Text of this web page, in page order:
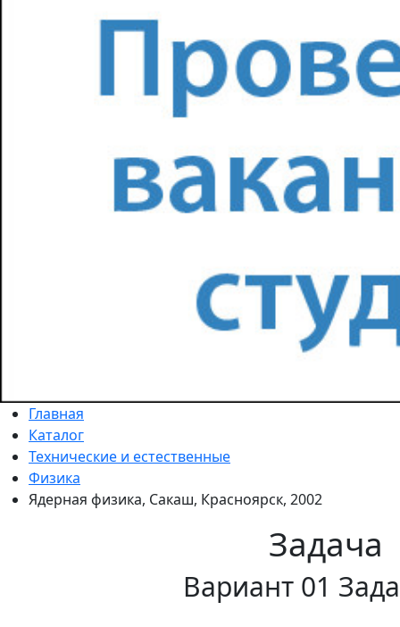
Главная
Каталог
Технические и естественные
Физика
Ядерная физика, Сакаш, Красноярск, 2002
Задача
Вариант 01